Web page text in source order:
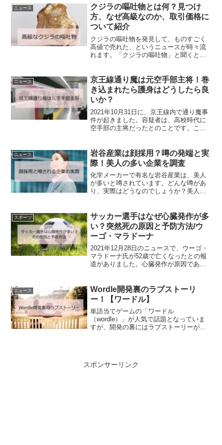
がら、宿泊先のホテルがどこなのか、な
ぜ転落したのかをま...
ニュース
クジラの嘔吐物とは何？見つけ
方、なぜ高級なのか、取引価格に
ついて紹介
クジラの嘔吐物を発見して、ものすごく
高値で売れた、というニュースが時々流
れます。「クジラの嘔吐物」と聞くと汚
のでしょうか。もしかして、自分も見つ
けることができる！？そん...
ニュース
京王線通り魔は元空手部主将！巻
き込まれたら護身はどうしたら良
いか？
2021年10月31日に、京王線内で通り魔事
件が起きました。容疑者は、高校時代に
空手部の主将だったとのことです。この
考えてみたいと思います。容疑者はどの
ような人だったの...
ニュース
岩谷産業は顔採用？噂の発端と実
際！美人の多い企業を調査
化学メーカーで有名な岩谷産業は、美人
が多いと噂されています。どんな噂があ
り、実際はどうなのでしょうか？美人が
twitter「岩谷産業は美人が多い」twitterを
見てみ...
スポーツ
サッカー選手はなぜ心臓発作が多
い？突然死の原因と予防方法/ウ
ーゴ・マラドーナ
2021年12月28日のニュースで、ウーゴ・
マラドーナ氏が52歳で亡くなったとの報
道がありました。心臓発作が原因であっ
現役選手として第一線を退いてから若く
してなくなる方...
ニュース
Wordle開発裏のラブストーリ
ー！【ワードル】
単語当てゲームの「ワードル
（wordle）」が人気で話題となっていま
すが、開発の裏にはラブストーリーがあ
スポンサーリンク